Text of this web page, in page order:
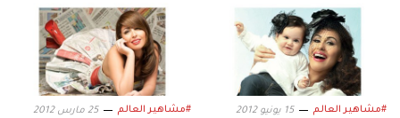
#مشاهير العالم 15 يونيو 2012 #مشاهير العالم 25 مارس 2012